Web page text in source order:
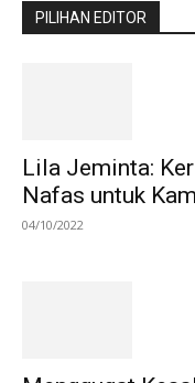
PILIHAN EDITOR
Lila Jeminta:
Nafas untuk
04/10/2022